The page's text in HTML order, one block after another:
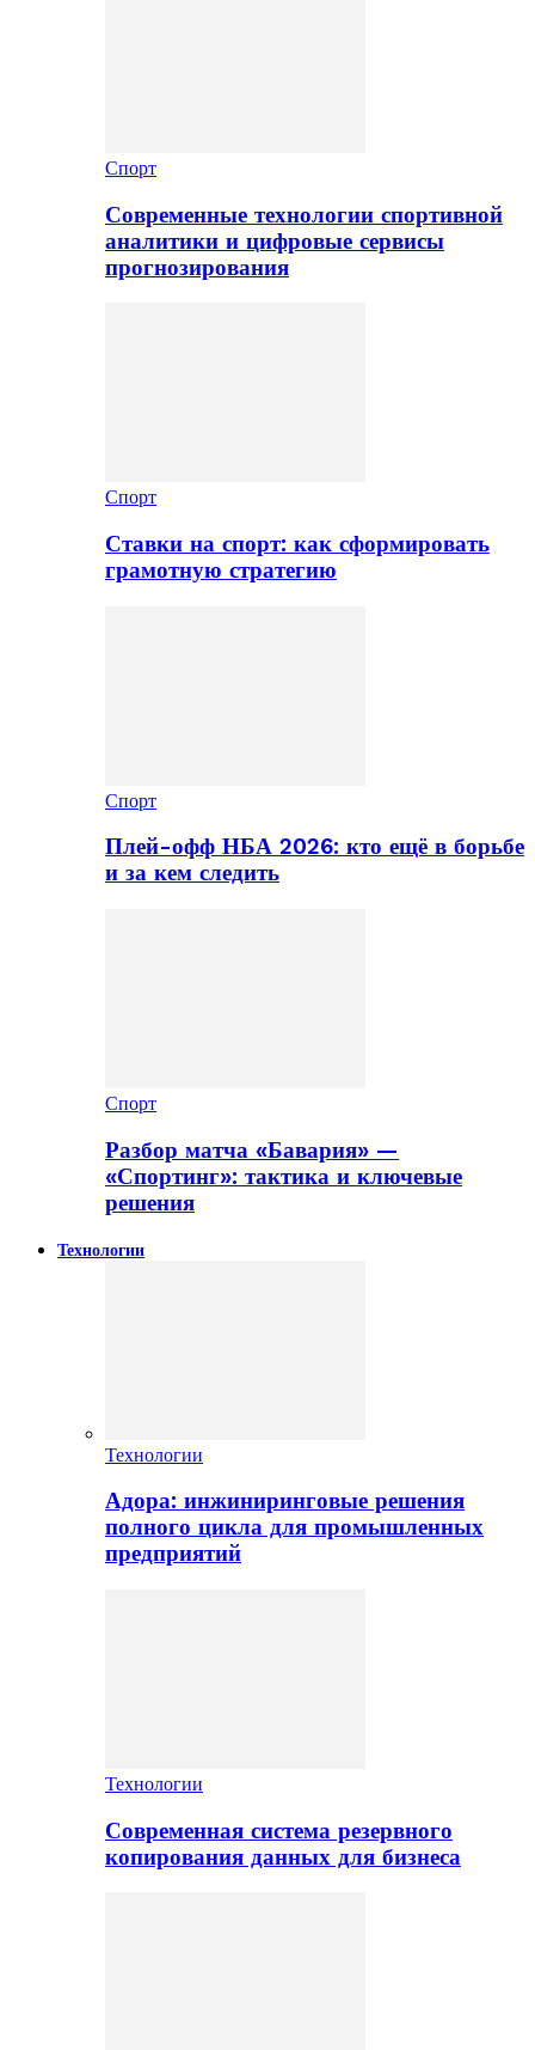
Спорт
Современные технологии спортивной
аналитики и цифровые сервисы
прогнозирования
Спорт
Ставки на спорт: как сформировать
грамотную стратегию
Спорт
Плей-офф НБА 2026: кто ещё в борьбе
и за кем следить
Спорт
Разбор матча «Бавария» —
«Спортинг»: тактика и ключевые
решения
Технологии
Технологии
Адора: инжиниринговые решения
полного цикла для промышленных
предприятий
Технологии
Современная система резервного
копирования данных для бизнеса